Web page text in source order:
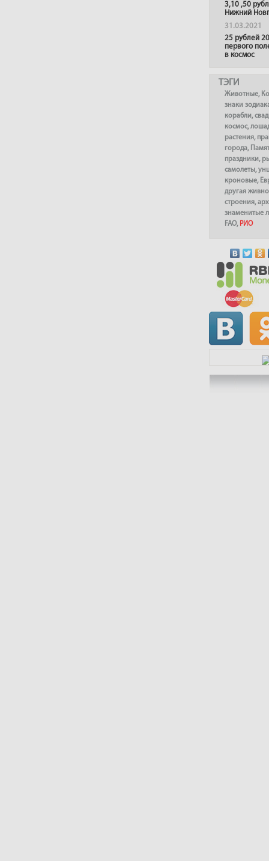
3,10 ,50
Нижний
31.03.2021
25 рублей
первого
в космос
ТЭГИ
Животные,
знаки
корабли,
космос,
растения,
города,
праздники,
самолеты,
кроновые,
другая
строения,
знаменитые
FAO, РИО